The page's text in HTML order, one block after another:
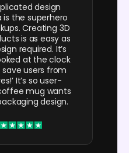
design
the superhero
Creating 3D
is as easy as
required. It’s
at the clock
save users from
It’s so user-
mug wants
design.